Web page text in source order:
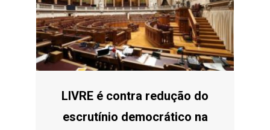
LIVRE é contra redução do
escrutínio democrático na